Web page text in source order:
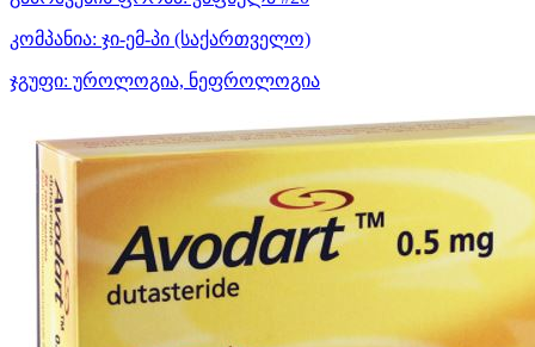
კომპანია: ჯი-ემ-პი (საქართველო)
ჯგუფი: უროლოგია, ნეფროლოგია